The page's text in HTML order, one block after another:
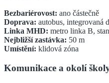
Bezbariérovost: ano částečně
Doprava: autobus, integrovaná
Linka MHD: metro linka B,
Nejbližší zastávka: 50 m
Umístění: klidová zóna
Komunikace a okolí